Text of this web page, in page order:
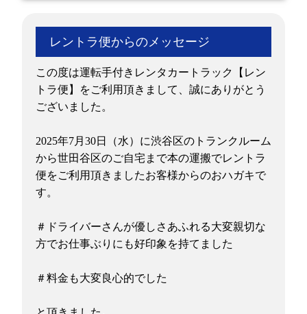
レントラ便からのメッセージ
この度は運転手付きレンタカートラック【レン
トラ便】をご利用頂きまして、誠にありがとう
ございました。
2025年7月30日（水）に渋谷区のトランクルーム
から世田谷区のご自宅まで本の運搬でレントラ
便をご利用頂きましたお客様からのおハガキで
す。
＃ドライバーさんが優しさあふれる大変親切な
方でお仕事ぶりにも好印象を持てました
＃料金も大変良心的でした